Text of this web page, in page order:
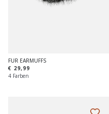
FUR EARMUFFS
€ 29,99
4 Farben